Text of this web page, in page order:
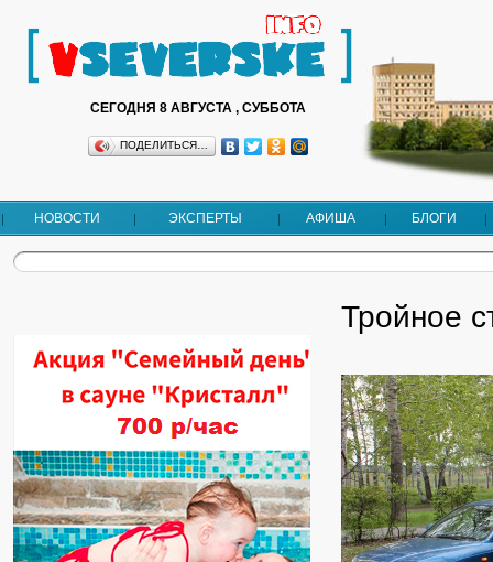
СЕГОДНЯ 8 АВГУСТА , СУББОТА
ПОДЕЛИТЬСЯ…
НОВОСТИ ЭКСПЕРТЫ АФИША БЛОГИ
Тройное